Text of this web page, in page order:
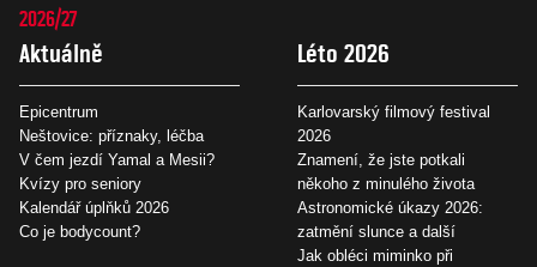
2026/27
Aktuálně
Epicentrum
Neštovice: příznaky, léčba
V čem jezdí Yamal a Mesii?
Kvízy pro seniory
Kalendář úplňků 2026
Co je bodycount?
Léto 2026
Karlovarský filmový festival
2026
Znamení, že jste potkali
někoho z minulého života
Astronomické úkazy 2026:
zatmění slunce a další
Jak obléci miminko při